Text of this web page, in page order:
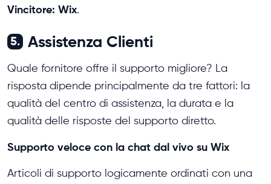
Vincitore: Wix.
5. Assistenza Clienti
Quale fornitore offre il supporto migliore? La
risposta dipende principalmente da tre fattori: la
qualità del centro di assistenza, la durata e la
qualità delle risposte del supporto diretto.
Supporto veloce con la chat dal vivo su Wix
Articoli di supporto logicamente ordinati con una